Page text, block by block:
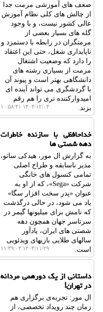
ضعف های آموزشی مرمت جدا
از چالش های کلی نظام آموزش
عالی کشور نیست، و با وجود
گله های بسیار بعضی از
مرمتگران در رابطه با دستمزد و
ناپایداری شغل، حتی این اعتقاد
را دارد که وضعیت اشتغال
مرمت از بسیاری رشته های
دانشگاهی بهتر است و پیوند آن
با گردشگری می تواند آینده ای
امیدوارکننده تری را هم رقم
بزند.
۱۴۰۴/۱۲/۰۴ ۱۰:۵۸:۴۱
خداحافظی با سازنده خاطرات
دهه شصتی ها
به گزارش ال مور، هیدکی ساتو،
مدیر باسابقه و طراح اصلی
تمامی کنسول های خانگی
شرکت «Sega»، که از او به
عنوان «پدر سخت افزار سگا»
یاد می شود، در حالی درگذشت
که نامش برای میلیونها گیمر در
سرتاسر جهان همچون دهه
شصتی های ایران، یادآور
سالهای طلایی بازیهای ویدئویی
است.
۱۴۰۴/۱۱/۲۹ ۱۱:۴۹:۰۳
داستانی از یک دورهمی مردانه
در تهران!
ال مور: تجربه‌ی برگزاری هم
زمان چند رویداد تخصصی، از